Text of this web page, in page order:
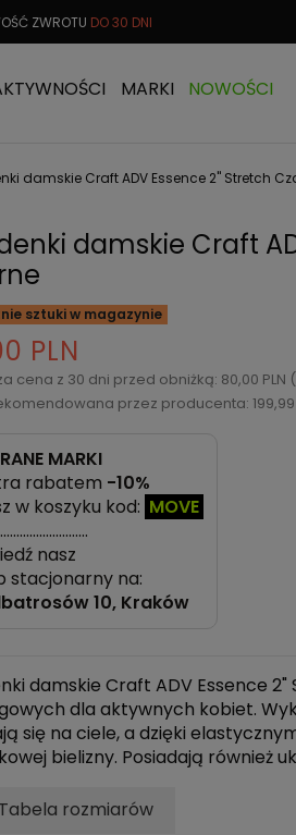
ZWROTU DO 30 DNI
MARKI NOWOŚCI
damskie Craft ADV Essence 2" Stretch
damskie Craft
sztuki w magazynie
PLN
cena z 30 dni przed obniżką: 80,00
przez producenta: 199,99
MARKI
rabatem -10%
w koszyku kod: MOVE
nasz
stacjonarny na:
10, Kraków
damskie Craft ADV Essence
dla aktywnych kobiet.
się na ciele, a dzięki
bielizny. Posiadają również
Tabela rozmiarów